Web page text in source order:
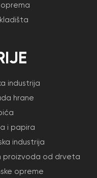
industrija
hrane
i papira
industrija
proizvoda od drveta
opreme